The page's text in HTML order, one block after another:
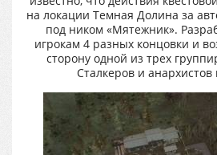
на локации Темная Долина за
под ником «Мятежник».
игрокам 4 разных концовки и
сторону одной из трех
Сталкеров и